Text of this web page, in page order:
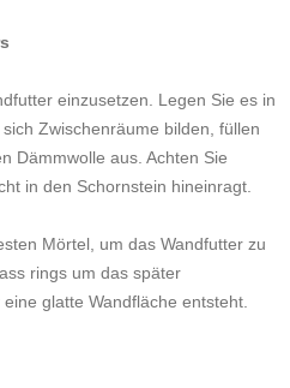
einzusetzen. Legen Sie es in
Zwischenräume bilden, füllen
Dämmwolle aus. Achten Sie
in den Schornstein hineinragt.
Mörtel, um das Wandfutter zu
rings um das später
glatte Wandfläche entsteht.